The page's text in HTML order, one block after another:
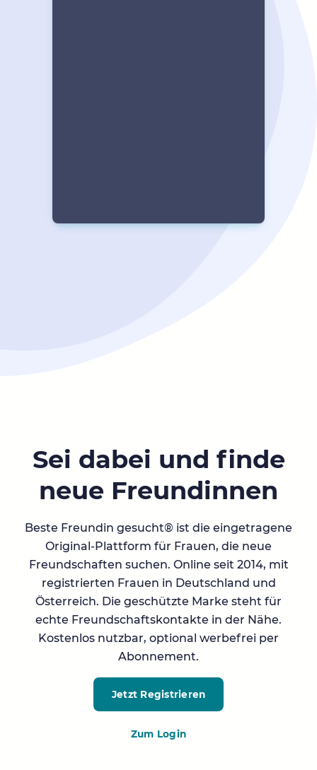
Sei dabei und finde
neue Freundinnen
Beste Freundin gesucht® ist die eingetragene
Original-Plattform für Frauen, die neue
Freundschaften suchen. Online seit 2014, mit
registrierten Frauen in Deutschland und
Österreich. Die geschützte Marke steht für
echte Freundschaftskontakte in der Nähe.
Kostenlos nutzbar, optional werbefrei per
Abonnement.
Jetzt Registrieren
Zum Login